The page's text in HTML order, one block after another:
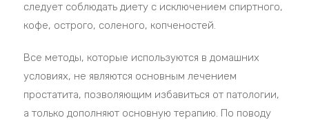
следует соблюдать диету с исключением спиртного,
кофе, острого, соленого, копченостей.
Все методы, которые используются в домашних
условиях, не являются основным лечением
простатита, позволяющим избавиться от патологии,
а только дополняют основную терапию. По поводу